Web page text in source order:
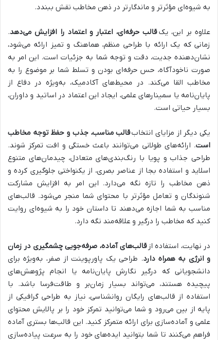
به شیوه‌ای مؤثرتر و ماندگارتر در ذهن مخاطب نقش ببندد.
علاوه بر این، یکقالب حرفه‌ای، اعتبار و اعتماد را افزایش می‌دهد.
زمانی که یک ارائه با طراحی منظم، هماهنگ و تمیز ارائه می‌شود،
نشان‌دهنده جدیت، دقت و توجه شما به جزئیات است. این امر به
صورت ناخودآگاه، حس حرفه‌ای بودن و تسلط شما بر موضوع را به
مخاطب القا می‌کند. در محیط‌های آکادمیک، به‌ویژه در دفاع از
پایان‌نامه یا سمینارهای علمی، ایجاد این اعتماد در اساتید و داوران،
بسیار حیاتی است.
یکی دیگر از مزایای انتخابقالب مناسب، جذب و حفظ توجه مخاطب
است. ارائه‌های طولانی می‌توانند باعث خستگی و افت تمرکز شوند.
طراحی جذاب و پویا با رنگ‌بندی‌های متعادل، چیدمان‌های متنوع
اسلاید و استفاده بجا از عناصر بصری، از یکنواختی جلوگیری کرده و
ذهن مخاطب را تازه نگه می‌دارد. این امر به افزایش مشارکت
شنوندگان و تعامل مؤثرتر با محتوای شما منجر می‌شود. قالب‌های
مناسب به شما اجازه می‌دهند تا داستان خود را به شیوه‌ای روایت
کنید که مخاطب را درگیر و علاقه‌مند نگه دارد.
در نهایت، استفاده از قالب‌های آماده، صرفه‌جویی چشمگیری در زمان
و انرژی به همراه دارد. طراحی یک پاورپوینت از صفر، به‌ویژه برای
دانشجویانی که درگیر نگارش پایان‌نامه یا انجام پژوهش‌های
پیچیده هستند، می‌تواند بسیار زمان‌بر و طاقت‌فرسا باشد. با
استفاده از قالب‌های رایگان روانشناسی، نیاز به طراحی گرافیکی از
پایه از بین می‌رود و شما می‌توانید تمرکز خود را بر پالایش محتوای
علمی و آماده‌سازی برای ارائه متمرکز کنید. این قالب‌ها بستری آماده
فراهم می‌کنند تا شما بتوانید ایده‌های خود را به سرعت پیاده‌سازی